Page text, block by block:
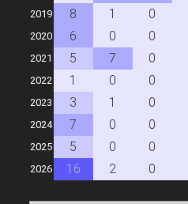
2019 8 1 0
2020 6 0 0
2021 5 7 0
2022 1 0 0
2023 3 1 0
2024 7 0 0
2025 5 0 0
2026 16 2 0